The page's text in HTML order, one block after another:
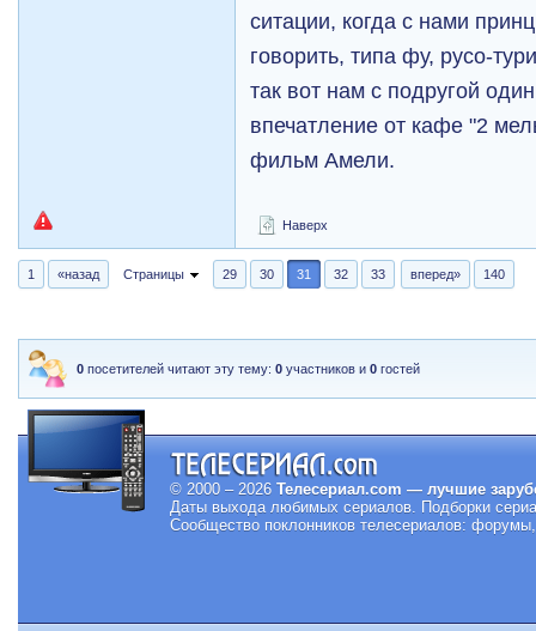
ситации, когда с нами
говорить, типа фу, русо-
так вот нам с подругой
впечатление от кафе "2
фильм Амели.
Наверх
1 «назад Страницы 29 30 31 32 33 вперед» 140
0 посетителей читают эту тему:0 участников и0 гостей
© 2000 – 2026 Телесериал.com — лучшие
Даты выхода любимых сериалов. Подборки
Сообщество поклонников телесериалов: